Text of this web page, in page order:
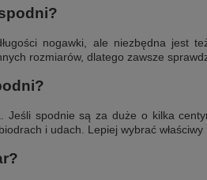
nogawki, ale niezbędna jest
rozmiarów, dlatego zawsze
spodnie są za duże o kilka
i udach. Lepiej wybrać właściwy